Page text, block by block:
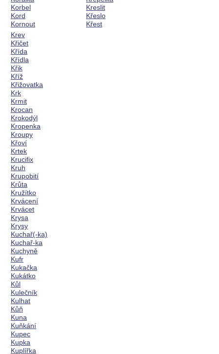
Korbel
Kord
Kornout
Kreslit
Křeslo
Křest
Krev
Křičet
Křída
Křídla
Křik
Kříž
Křižovatka
Krk
Krmit
Krocan
Krokodýl
Kropenka
Kroupy
Křoví
Krtek
Krucifix
Kruh
Krupobití
Krůta
Kružítko
Krvácení
Krvácet
Krysa
Krysy
Kuchař(-ka)
Kuchař-ka
Kuchyně
Kufr
Kukačka
Kukátko
Kůl
Kulečník
Kulhat
Kůň
Kuna
Kuňkání
Kupec
Kupka
Kuplířka